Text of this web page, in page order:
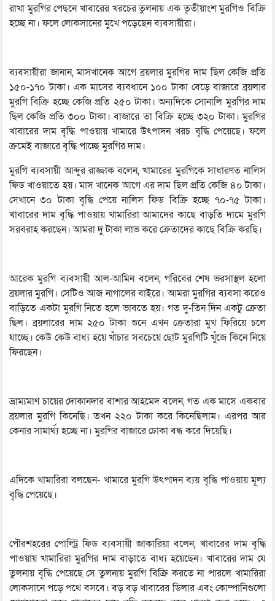
রাখা মুরগির পেছনে খাবারের খরচের তুলনায় এক তৃতীয়াংশ মুরগিও বিক্রি
হচ্ছে না। ফলে লোকসানের মুখে পড়েছেন ব্যবসায়ীরা।
ব্যবসায়ীরা জানান, মাসখানেক আগে ব্রয়লার মুরগির দাম ছিল কেজি প্রতি
১৫০-১৭০ টাকা। এক মাসের ব্যবধানে ১০০ টাকা বেড়ে বাজারে ব্রয়লার
মুরগি বিক্রি হচ্ছে কেজি প্রতি ২৫০ টাকা। অন্যদিকে সোনালি মুরগির দাম
ছিল কেজি প্রতি ৩০০ টাকা। বাজারে তা বিক্রি হচ্ছে ৩২০ টাকা। মুরগির
খাবারের দাম বৃদ্ধি পাওয়ায় খামারে উৎপাদন খরচ বৃদ্ধি পেয়েছে। ফলে
ক্রমেই বাজারে বৃদ্ধি পাচ্ছে মুরগির দাম।
মুরগি ব্যবসায়ী আব্দুর রাজ্জাক বলেন, খামারের মুরগিকে সাধারণত নালিস
ফিড খাওয়াতে হয়। মাস খানেক আগে এর দাম ছিল প্রতি কেজি ৪০ টাকা।
সেখানে ৩০ টাকা বৃদ্ধি পেয়ে নালিস ফিড বিক্রি হচ্ছে ৭০-৭৫ টাকা।
খাবারের দাম বৃদ্ধি পাওয়ায় খামারিরা আমাদের কাছে বাড়তি দামে মুরগি
সরবরাহ করছেন। আমরা দু টাকা লাভ করে ক্রেতাদের কাছে বিক্রি করছি।
আরেক মুরগি ব্যবসায়ী আল-আমিন বলেন, গরিবের শেষ ভরসাস্থল হলো
ব্রয়লার মুরগি। সেটিও আজ নাগালের বাইরে। আমরা মুরগির ব্যবসা করেও
বাড়িতে একটা মুরগি নিতে হলে ভাবতে হয়। গত দু-তিন দিন একটু ক্রেতা
ছিল। ব্রয়লারের দাম ২৫০ টাকা শুনে এখন ক্রেতারা মুখ ফিরিয়ে চলে
যাচ্ছে। কেউ কেউ বাধ্য হয়ে খাঁচার সবচেয়ে ছোট মুরগিটি খুঁজে কিনে নিয়ে
ফিরছেন।
ভ্রাম্যমাণ চায়ের দোকানদার বাশার আহমেদ বলেন, গত এক মাসে একবার
ব্রয়লার মুরগি কিনেছি। তখন ২২০ টাকা করে কিনেছিলাম। এরপর আর
কেনার সামার্থ্য হচ্ছে না। মুরগির বাজারে ঢোকা বন্ধ করে দিয়েছি।
এদিকে খামারিরা বলছেন- খামারে মুরগি উৎপাদন ব্যয় বৃদ্ধি পাওয়ায় মূল্য
বৃদ্ধি পেয়েছে।
পৌরশহরের পোল্ট্রি ফিড ব্যবসায়ী জাকারিয়া বলেন, খাবারের দাম বৃদ্ধি
পাওয়ায় খামারিরা মুরগির দাম বাড়াতে বাধ্য হয়েছেন। খাবারের দাম যে
তুলনায় বৃদ্ধি পেয়েছে সে তুলনায় মুরগি বিক্রি করতে না পারলে খামারিরা
লোকসানে পড়ে পথে বসবে। বড় বড় খাবারের ডিলার এবং কোম্পানিগুলো